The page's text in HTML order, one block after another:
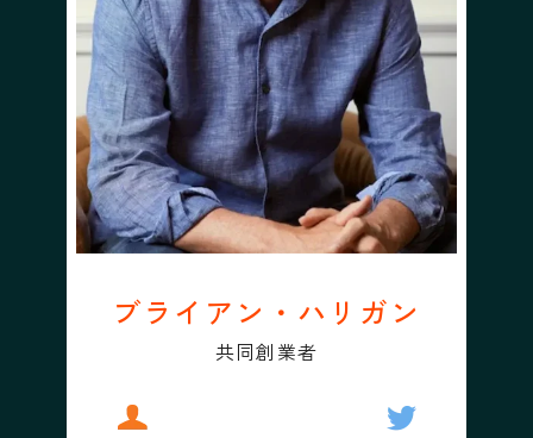
フォローする
ブライアン
ブライアン・ハリガン
共同創業者